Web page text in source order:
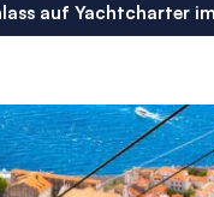
auf Yachtcharter